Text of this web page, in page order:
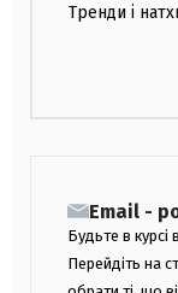
Тренди і
Email -
Будьте в курсі
Перейдіть на